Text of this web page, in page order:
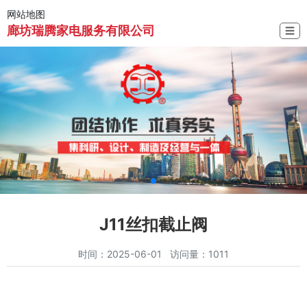
网站地图
廊坊瑞腾家电服务有限公司 ☰
J11丝扣截止阀
时间：2025-06-01 访问量：1011